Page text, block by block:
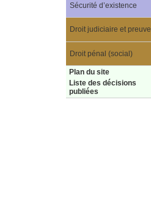
Sécurité d’existence
Droit judiciaire et preuve
Droit pénal (social)
Plan du site
Liste des décisions
publiées